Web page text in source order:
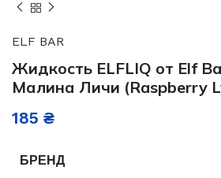
ELF BAR
Жидкость ELFLIQ от Elf
Малина Личи (Raspberry
185 ₴
БРЕНД